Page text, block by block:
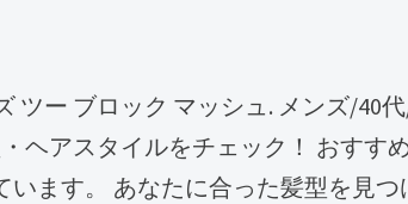
ヘアスタイルをチェック！ おすす
います。 あなたに合った髪型を見つ